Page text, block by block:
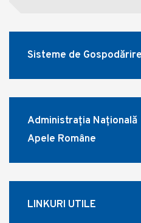
Sisteme de
Administrația Națională
Apele Române
LINKURI UTILE